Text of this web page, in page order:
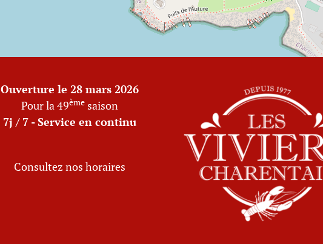
Ouverture le 28 mars 2026
Pour la 49ème saison
7j / 7 - Service en continu
Consultez nos horaires